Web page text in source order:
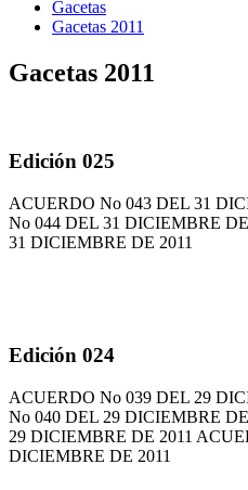
Gacetas
Gacetas 2011
Gacetas 2011
Edición 025
ACUERDO No 043 DEL 31
No 044 DEL 31 DICIEMBRE
31 DICIEMBRE DE 2011
Edición 024
ACUERDO No 039 DEL 29
No 040 DEL 29 DICIEMBRE
29 DICIEMBRE DE 2011
DICIEMBRE DE 2011